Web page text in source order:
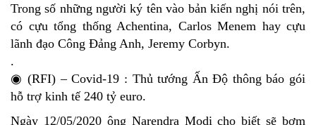
Trong số những người ký tên vào bản kiến nghị nói trên,
có cựu tổng thống Achentina, Carlos Menem hay cựu
lãnh đạo Công Đảng Anh, Jeremy Corbyn.
.
◉ (RFI) – Covid-19 : Thủ tướng Ấn Độ thông báo gói
hỗ trợ kinh tế 240 tỷ euro.
Ngày 12/05/2020 ông Narendra Modi cho biết sẽ bơm